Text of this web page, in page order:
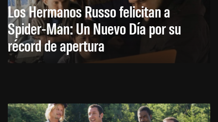
Los Hermanos Russo felicitan a
Spider-Man: Un Nuevo Día por su
récord de apertura